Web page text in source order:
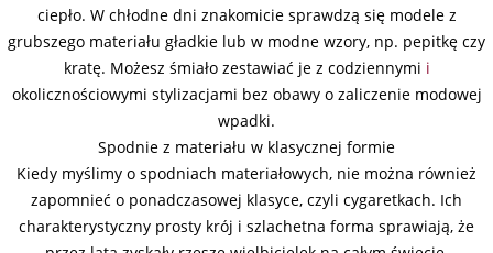
ciepło. W chłodne dni znakomicie sprawdzą się modele z
grubszego materiału gładkie lub w modne wzory, np. pepitkę czy
kratę. Możesz śmiało zestawiać je z codziennymi i
okolicznościowymi stylizacjami bez obawy o zaliczenie modowej
wpadki.
Spodnie z materiału w klasycznej formie
Kiedy myślimy o spodniach materiałowych, nie można również
zapomnieć o ponadczasowej klasyce, czyli cygaretkach. Ich
charakterystyczny prosty krój i szlachetna forma sprawiają, że